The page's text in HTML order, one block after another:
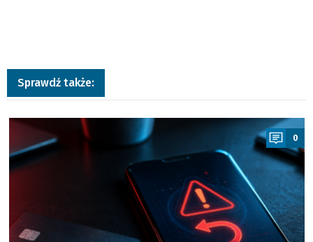
Sprawdź także:
a
0